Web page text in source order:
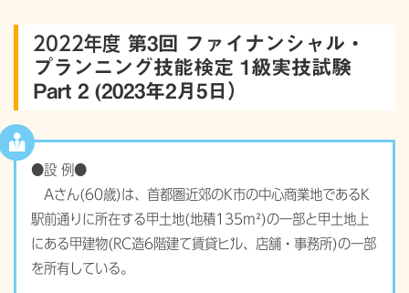
2022年度 第3回 ファイナンシャル・
プランニング技能検定 1級実技試験
Part 2 (2023年2月5日）
●設 例●
Aさん(60歳)は、首都圏近郊のK市の中心商業地であるK
駅前通りに所在する甲土地(地積135m²)の一部と甲土地上
にある甲建物(RC造6階建て賃貸ビル、店舗・事務所)の一部
を所有している。